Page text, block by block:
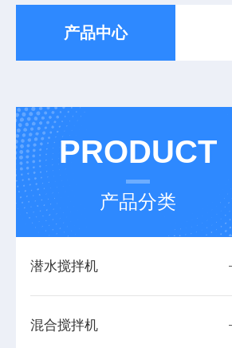
产品中心
PRODUCT
产品分类
潜水搅拌机
混合搅拌机